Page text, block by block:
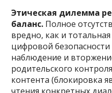
Этическая дилемма
баланс. Полное
вредно, как и
цифровой
наблюдение и
родительского
контента (блокировка